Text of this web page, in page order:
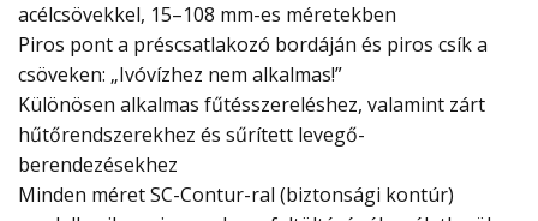
acélcsövekkel, 15–108 mm-es méretekben
Piros pont a préscsatlakozó bordáján és piros csík a
csöveken: „Ivóvízhez nem alkalmas!”
Különösen alkalmas fűtésszereléshez, valamint zárt
hűtőrendszerekhez és sűrített levegő-
berendezésekhez
Minden méret SC-Contur-ral (biztonsági kontúr)